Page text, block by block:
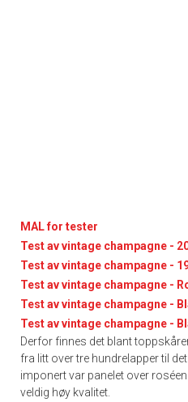
MAL for tester
Test av vintage champagne -
Test av vintage champagne -
Test av vintage champagne -
Test av vintage champagne -
Test av vintage champagne -
Derfor finnes det blant
fra litt over tre hundrelapper til
imponert var panelet over
veldig høy kvalitet.